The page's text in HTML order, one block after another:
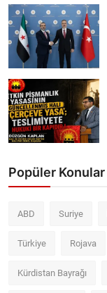
Popüler Konular
ABD Suriye
Türkiye Rojava
Kürdistan Bayrağı